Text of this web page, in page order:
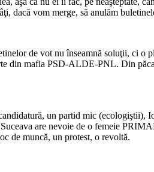
dacă vom merge, să anulăm
de vot nu înseamnă soluţii, ci o
din mafia PSD-ALDE-PNL. Din
un partid mic (ecologiştii),
are nevoie de o femeie
de muncă, un protest, o revoltă.